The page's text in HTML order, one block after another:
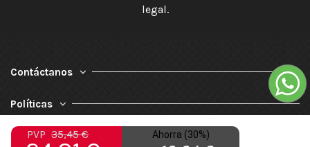
PVP 35,45 € Ahorra (30%)
legal.
Contáctanos
Políticas
Nuestra Empresa